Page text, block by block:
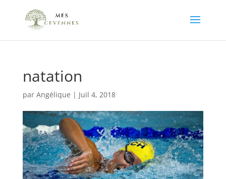
natation
par Angélique | Juil 4, 2018